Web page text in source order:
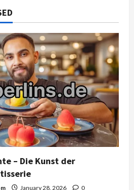
– Die Kunst der
January 28, 2026 0